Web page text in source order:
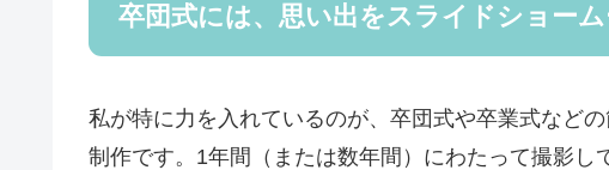
卒団式には、思い出をスライドショー
私が特に力を入れているのが、卒団式や卒業式など
制作です。 1年間（または数年間）にわたって撮影し